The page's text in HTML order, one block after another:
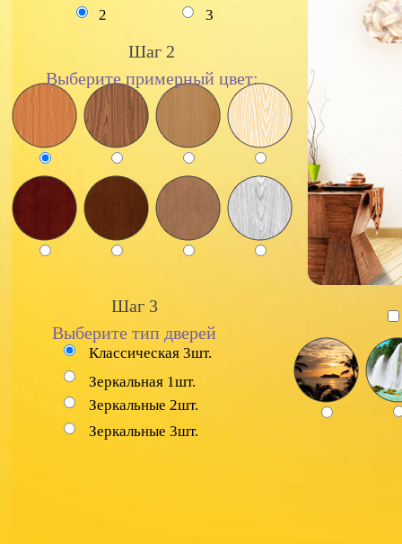
2 3
Шаг 2
Выберите примерный цвет:
Шаг 3
Выберите тип дверей
Классическая 3шт.
Зеркальная 1шт.
Зеркальные 2шт.
Зеркальные 3шт.